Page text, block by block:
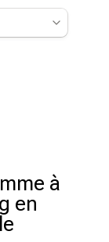
à
en